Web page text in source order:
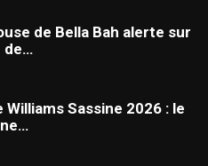
de Bella Bah alerte sur
de…
Sassine 2026 : le